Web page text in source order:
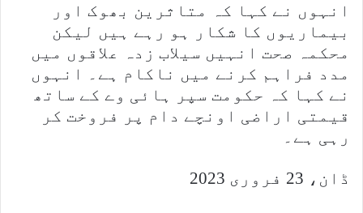
انہوں نے کہا کہ متاثرین بھوک اور
بیماریوں کا شکار ہو رہے ہیں لیکن
محکمہ صحت انہیں سیلاب زدہ علاقوں میں
مدد فراہم کرنے میں ناکام ہے۔ انہوں
نے کہا کہ حکومت سپر ہائی وے کے ساتھ
قیمتی اراضی اونچے دام پر فروخت کر
رہی ہے۔
ڈان، 23 فروری 2023